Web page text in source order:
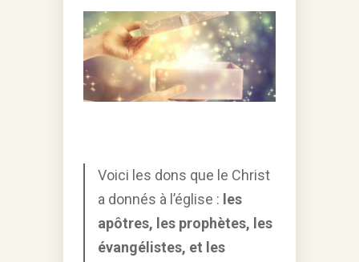
Voici les dons que le Christ
a donnés à l’église : les
apôtres, les prophètes, les
évangélistes, et les